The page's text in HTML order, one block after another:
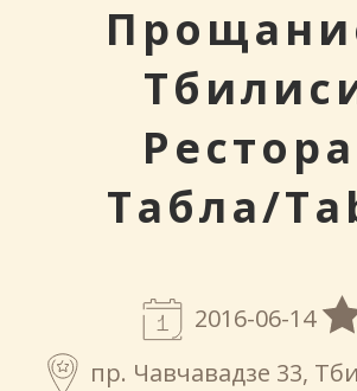
Табла/
2016-06-14
пр. Чавчавадзе 33,